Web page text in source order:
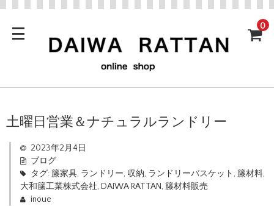
0
土曜日営業＆ナチュラルランドリー
2023年2月4日
ブログ
タグ:籐家具, ランドリー, 収納, ランドリーバスケット , 籐材料,
大和籘工業株式会社, DAIWA RATTAN, 籐材料販売
inoue